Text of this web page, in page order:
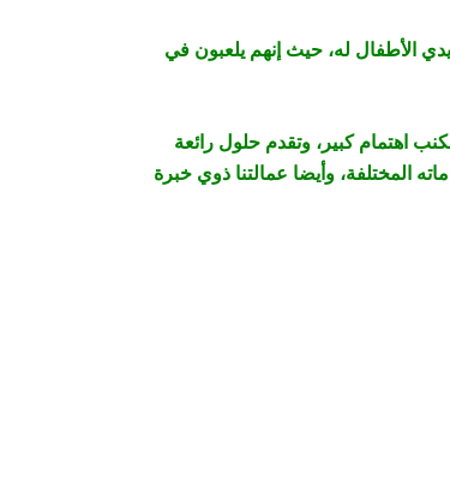
الأطفال له، حيث إنهم يلعبون في
اهتمام كبير، وتقدم حلول رائعة
المختلفة، وأيضا عمالتنا ذوي خبرة